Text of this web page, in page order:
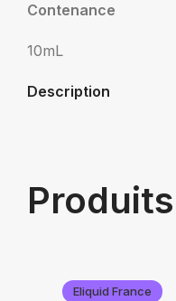
Contenance
10mL
Description
Eliquid France